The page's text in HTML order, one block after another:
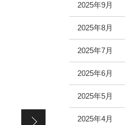
2025年9月
2025年8月
2025年7月
2025年6月
2025年5月
2025年4月